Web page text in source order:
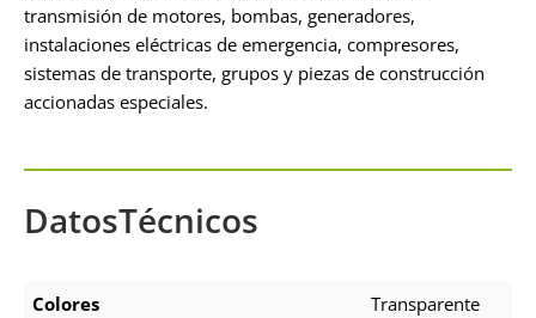
transmisión de motores, bombas, generadores,
instalaciones eléctricas de emergencia, compresores,
sistemas de transporte, grupos y piezas de construcción
accionadas especiales.
DatosTécnicos
Colores
Transparente